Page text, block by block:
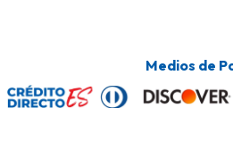
Medios de